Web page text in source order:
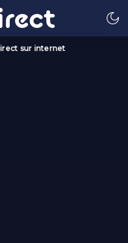
sur internet